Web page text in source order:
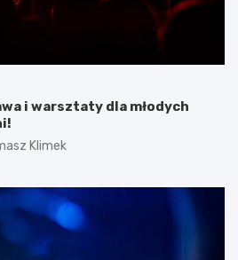
i warsztaty dla młodych
Klimek